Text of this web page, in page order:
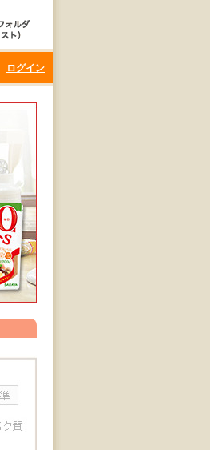
ログイン